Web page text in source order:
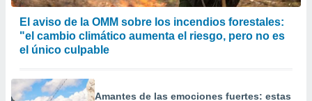
El aviso de la OMM sobre los incendios forestales:
"el cambio climático aumenta el riesgo, pero no es
el único culpable
Amantes de las emociones fuertes: estas